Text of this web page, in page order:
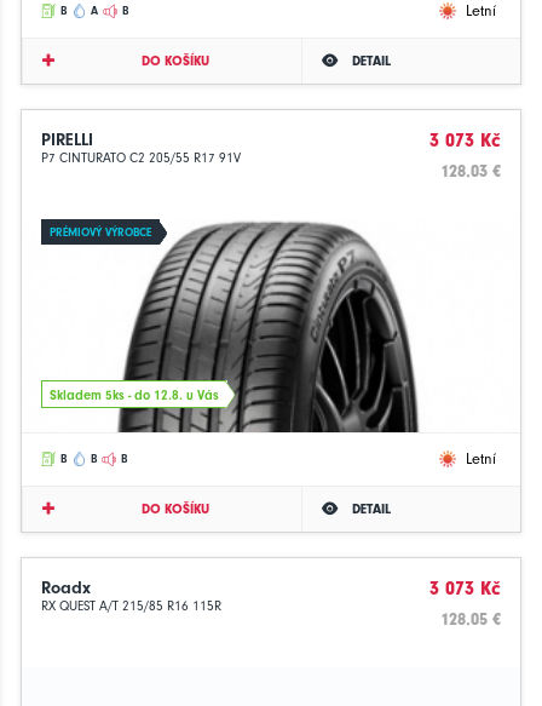
B A B Letní
DO KOŠÍKU DETAIL
PIRELLI
P7 CINTURATO C2 205/55 R17 91V
3 073 Kč
128.03 €
PRÉMIOVÝ VÝROBCE
Skladem 5ks - do 12.8. u Vás
B B B Letní
DO KOŠÍKU DETAIL
Roadx
RX QUEST A/T 215/85 R16 115R
3 073 Kč
128.05 €